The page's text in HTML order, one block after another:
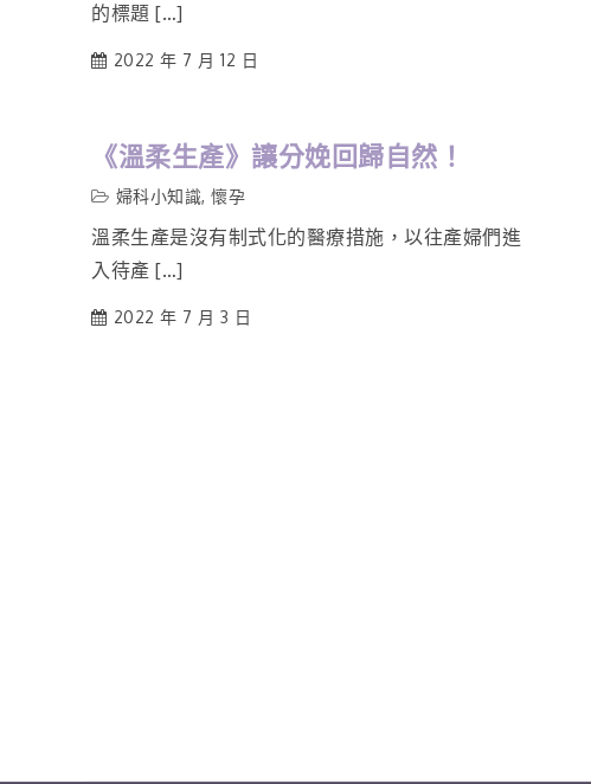
的標題 […]
2022 年 7 月 12 日
《溫柔生產》讓分娩回歸自然！
婦科小知識, 懷孕
溫柔生產是沒有制式化的醫療措施，以往產婦們進
入待產 […]
2022 年 7 月 3 日